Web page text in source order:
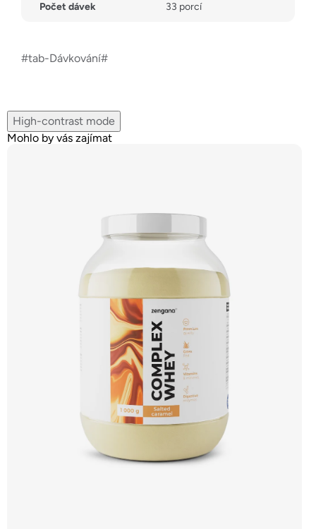
Počet dávek 33 porcí
#tab-Dávkování#
High-contrast mode
Mohlo by vás zajímat